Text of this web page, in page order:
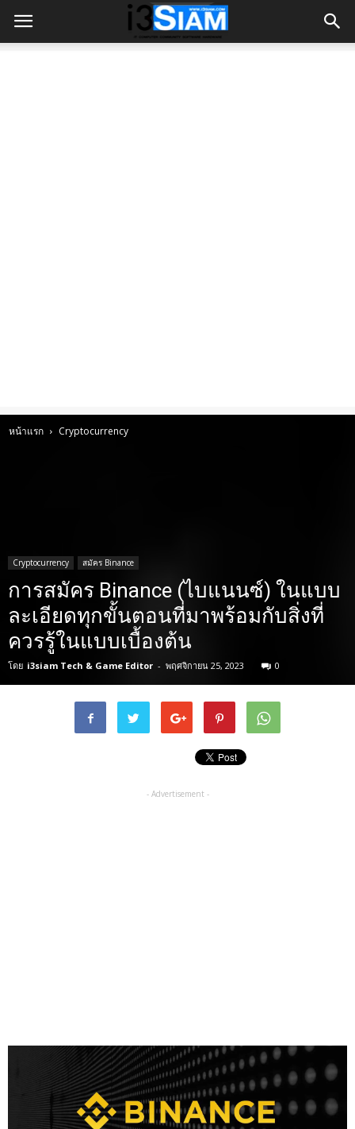
หน้าแรก Cryptocurrency
Cryptocurrency สมัคร Binance
การสมัคร Binance (ไบแนนซ์) ในแบบ
ละเอียดทุกขั้นตอนที่มาพร้อมกับสิ่งที่
ควรรู้ในแบบเบื้องต้น
โดย i3siam Tech & Game Editor - พฤศจิกายน 25, 2023 0
- Advertisement -